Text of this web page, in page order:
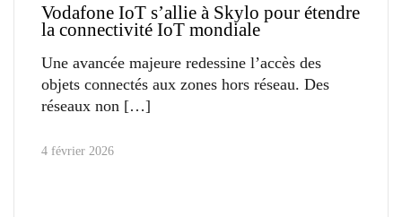
Vodafone IoT s’allie à Skylo pour étendre
la connectivité IoT mondiale
Une avancée majeure redessine l’accès des
objets connectés aux zones hors réseau. Des
réseaux non
4 février 2026